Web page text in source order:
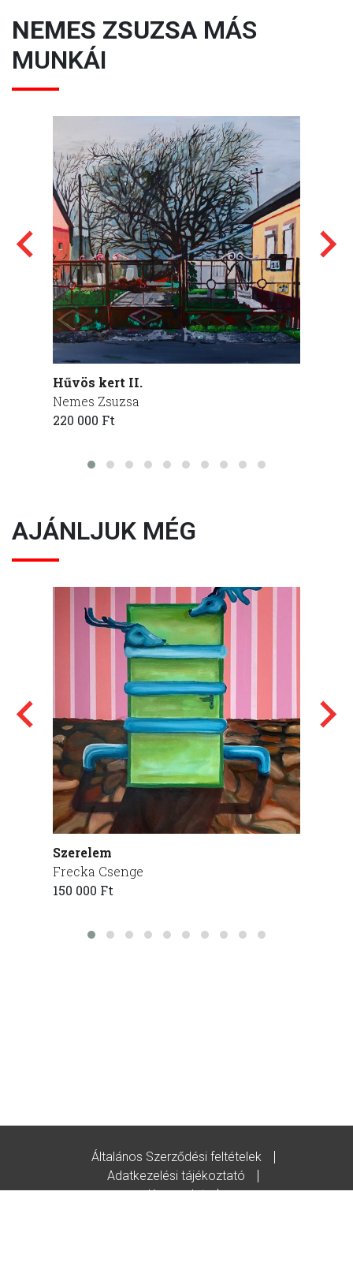
NEMES ZSUZSA MÁS
MUNKÁI
Hűvös kert II.
Nemes Zsuzsa
220 000 Ft
AJÁNLJUK MÉG
Szerelem
Frecka Csenge
150 000 Ft
Általános Szerződési feltételek
Adatkezelési tájékoztató
Kapcsolat